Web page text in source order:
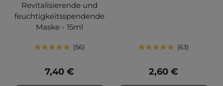
Revitalisierende und
feuchtigkeitsspendende
Maske - 15ml
56
7,40 €
63
2,60 €